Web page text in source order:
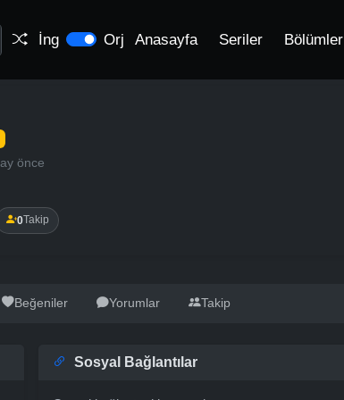
İng Orj Anasayfa Seriler Bölümler
önce
0Takip
Beğeniler Yorumlar Takip
Sosyal Bağlantılar